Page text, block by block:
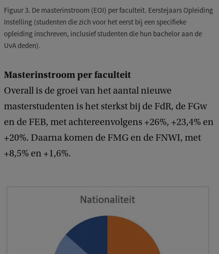
Figuur 3. De masterinstroom (EOI) per faculteit. Eerstejaars Opleiding
Instelling (studenten die zich voor het eerst bij een specifieke
opleiding inschreven, inclusief studenten die hun bachelor aan de
UvA deden).
Masterinstroom per faculteit
Overall is de groei van het aantal nieuwe
masterstudenten is het sterkst bij de FdR, de FGw
en de FEB, met achtereenvolgens +26%, +23,4% en
+20%. Daarna komen de FMG en de FNWI, met
+8,5% en +1,6%.